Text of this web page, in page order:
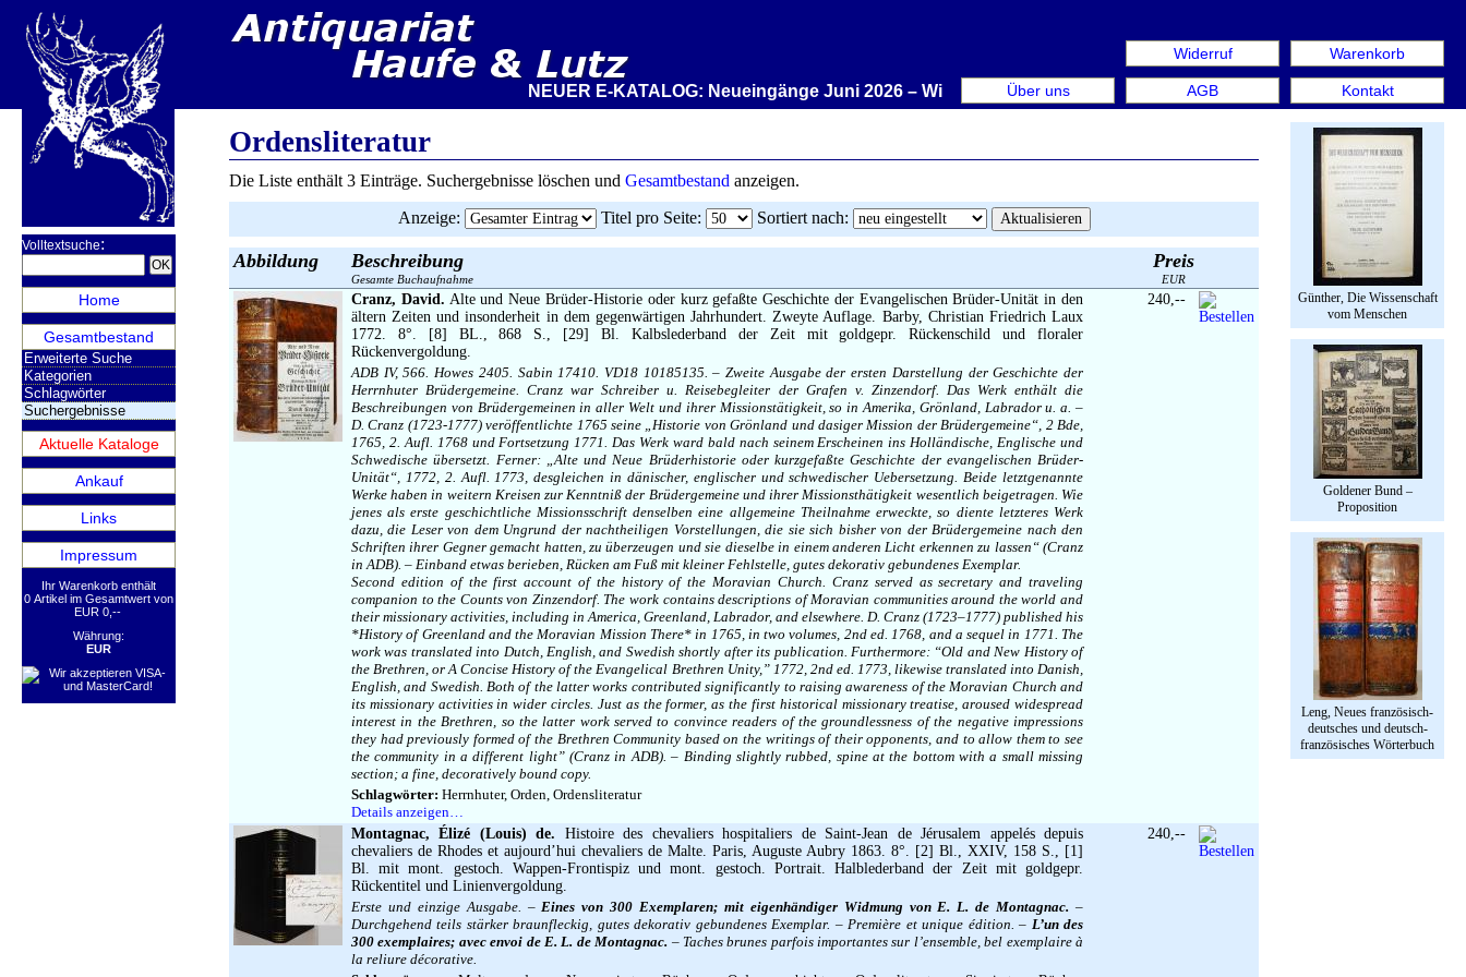
Warenkorb
Kontakt
Widerruf
AGB
Über uns
NEUER E-KATALOG: Neueingänge Juni 2026 – Wir stellen aus: Rare Book Week Berlin. Internationale Messe
Volltextsuche:
Home
Gesamtbestand
Erweiterte Suche
Kategorien
Schlagwörter
Suchergebnisse
Aktuelle Kataloge
Ankauf
Links
Impressum
Ihr Warenkorb enthält
0 Artikel im Gesamtwert von
EUR 0,--
Währung:
EUR
Günther, Die Wissenschaft
vom Menschen
Goldener Bund –
Proposition
Leng, Neues französisch-
deutsches und deutsch-
französisches Wörterbuch
Ordensliteratur
Die Liste enthält 3 Einträge. Suchergebnisse löschen und Gesamtbestand anzeigen.
Anzeige: Titel pro Seite: Sortiert nach:
Abbildung Beschreibung
Gesamte Buchaufnahme
Preis
EUR
Cranz, David. Alte und Neue Brüder-Historie oder kurz gefaßte Geschichte der Evangelischen Brüder-Unität in den
ältern Zeiten und insonderheit in dem gegenwärtigen Jahrhundert. Zweyte Auflage. Barby, Christian Friedrich Laux
1772. 8°. [8] BL., 868 S., [29] Bl. Kalbslederband der Zeit mit goldgepr. Rückenschild und floraler
Rückenvergoldung.
ADB IV, 566. Howes 2405. Sabin 17410. VD18 10185135. – Zweite Ausgabe der ersten Darstellung der Geschichte der
Herrnhuter Brüdergemeine. Cranz war Schreiber u. Reisebegleiter der Grafen v. Zinzendorf. Das Werk enthält die
Beschreibungen von Brüdergemeinen in aller Welt und ihrer Missionstätigkeit, so in Amerika, Grönland, Labrador u. a. –
D. Cranz (1723-1777) veröffentlichte 1765 seine „Historie von Grönland und dasiger Mission der Brüdergemeine“, 2 Bde,
1765, 2. Aufl. 1768 und Fortsetzung 1771. Das Werk ward bald nach seinem Erscheinen ins Holländische, Englische und
Schwedische übersetzt. Ferner: „Alte und Neue Brüderhistorie oder kurzgefaßte Geschichte der evangelischen Brüder-
Unität“, 1772, 2. Aufl. 1773, desgleichen in dänischer, englischer und schwedischer Uebersetzung. Beide letztgenannte
Werke haben in weitern Kreisen zur Kenntniß der Brüdergemeine und ihrer Missionsthätigkeit wesentlich beigetragen. Wie
jenes als erste geschichtliche Missionsschrift denselben eine allgemeine Theilnahme erweckte, so diente letzteres Werk
dazu, die Leser von dem Ungrund der nachtheiligen Vorstellungen, die sie sich bisher von der Brüdergemeine nach den
Schriften ihrer Gegner gemacht hatten, zu überzeugen und sie dieselbe in einem anderen Licht erkennen zu lassen“ (Cranz
in ADB). – Einband etwas berieben, Rücken am Fuß mit kleiner Fehlstelle, gutes dekorativ gebundenes Exemplar.
Second edition of the first account of the history of the Moravian Church. Cranz served as secretary and traveling
companion to the Counts von Zinzendorf. The work contains descriptions of Moravian communities around the world and
their missionary activities, including in America, Greenland, Labrador, and elsewhere. D. Cranz (1723–1777) published his
*History of Greenland and the Moravian Mission There* in 1765, in two volumes, 2nd ed. 1768, and a sequel in 1771. The
work was translated into Dutch, English, and Swedish shortly after its publication. Furthermore: “Old and New History of
the Brethren, or A Concise History of the Evangelical Brethren Unity,” 1772, 2nd ed. 1773, likewise translated into Danish,
English, and Swedish. Both of the latter works contributed significantly to raising awareness of the Moravian Church and
its missionary activities in wider circles. Just as the former, as the first historical missionary treatise, aroused widespread
interest in the Brethren, so the latter work served to convince readers of the groundlessness of the negative impressions
they had previously formed of the Brethren Community based on the writings of their opponents, and to allow them to see
the community in a different light” (Cranz in ADB). – Binding slightly rubbed, spine at the bottom with a small missing
section; a fine, decoratively bound copy.
Schlagwörter: Herrnhuter, Orden, Ordensliteratur
Details anzeigen…
240,--
Montagnac, Élizé (Louis) de. Histoire des chevaliers hospitaliers de Saint-Jean de Jérusalem appelés depuis
chevaliers de Rhodes et aujourd’hui chevaliers de Malte. Paris, Auguste Aubry 1863. 8°. [2] Bl., XXIV, 158 S., [1]
Bl. mit mont. gestoch. Wappen-Frontispiz und mont. gestoch. Portrait. Halblederband der Zeit mit goldgepr.
Rückentitel und Linienvergoldung.
Erste und einzige Ausgabe. –Eines von 300 Exemplaren; mit eigenhändiger Widmung von E. L. de Montagnac. –
Durchgehend teils stärker braunfleckig, gutes dekorativ gebundenes Exemplar. – Première et unique édition. – L’un des
300 exemplaires; avec envoi de E. L. de Montagnac. – Taches brunes parfois importantes sur l’ensemble, bel exemplaire à
la reliure décorative.
240,--